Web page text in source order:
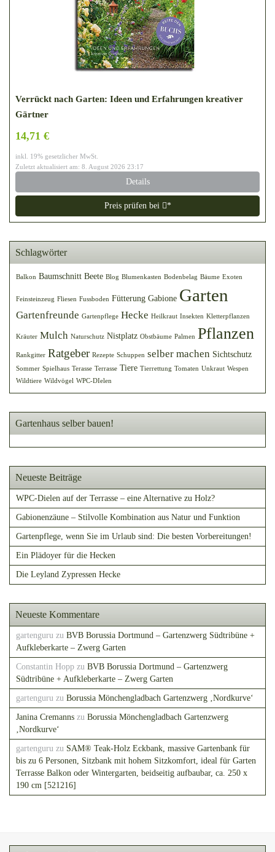
Verrückt nach Garten: Ideen und Erfahrungen kreativer
Gärtner
14,71 €
inkl. 19% gesetzlicher MwSt.
Zuletzt aktualisiert am: 8. August 2026 23:17
Details
Preis prüfen bei *
Schlagwörter
Balkon Baumschnitt Beete Blog Blumenkasten Bodenbelag Bäume Exoten
Feinsteinzeug Fliesen Fussboden Fütterung Gabione Garten
Gartenfreunde Gartenpflege Hecke Heilkraut Insekten Kletterpflanzen
Kräuter Mulch Naturschutz Nistplatz Obstbäume Palmen Pflanzen
Rankgitter Ratgeber Rezepte Schuppen selber machen Sichtschutz
Sommer Spielhaus Terasse Terrasse Tiere Tierrettung Tomaten Unkraut Wespen
Wildtiere Wildvögel WPC-DIelen
Gartenhaus selber bauen!
Neueste Beiträge
WPC-Dielen auf der Terrasse – eine Alternative zu Holz?
Gabionenzäune – Stilvolle Kombination aus Natur und Funktion
Gartenpflege, wenn Sie im Urlaub sind: Die besten Vorbereitungen!
Ein Plädoyer für die Hecken
Die Leyland Zypressen Hecke
Neueste Kommentare
gartenguru zu BVB Borussia Dortmund – Gartenzwerg Südtribüne +
Aufkleberkarte – Zwerg Garten
Constantin Hopp zu BVB Borussia Dortmund – Gartenzwerg
Südtribüne + Aufkleberkarte – Zwerg Garten
gartenguru zu Borussia Mönchengladbach Gartenzwerg ‚Nordkurve‘
Janina Cremanns zu Borussia Mönchengladbach Gartenzwerg
‚Nordkurve‘
gartenguru zu SAM® Teak-Holz Eckbank, massive Gartenbank für
bis zu 6 Personen, Sitzbank mit hohem Sitzkomfort, ideal für Garten
Terrasse Balkon oder Wintergarten, beidseitig aufbaubar, ca. 250 x
190 cm [521216]